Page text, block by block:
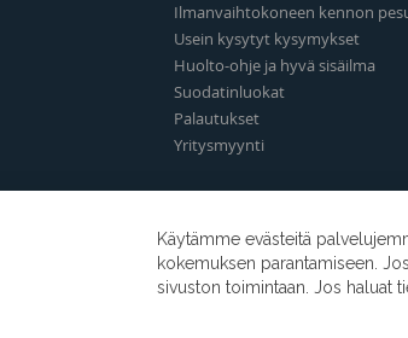
Ilmanvaihtokoneen kennon
Usein kysytyt kysymykset
Huolto-ohje ja hyvä sisäilma
Suodatinluokat
Palautukset
Yritysmyynti
Käytämme evästeitä
kokemuksen parantamiseen.
sivuston toimintaan. Jos haluat